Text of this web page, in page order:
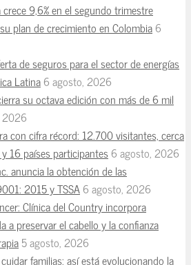
crece 9,6% en el segundo trimestre
plan de crecimiento en Colombia6
de seguros para el sector de energías
Latina6 agosto, 2026
su octava edición con más de 6 mil
2026
con cifra récord: 12.700 visitantes, cerca
16 países participantes6 agosto, 2026
anuncia la obtención de las
2015 y TSSA6 agosto, 2026
Clínica del Country incorpora
a preservar el cabello y la confianza
5 agosto, 2026
familias: así está evolucionando la